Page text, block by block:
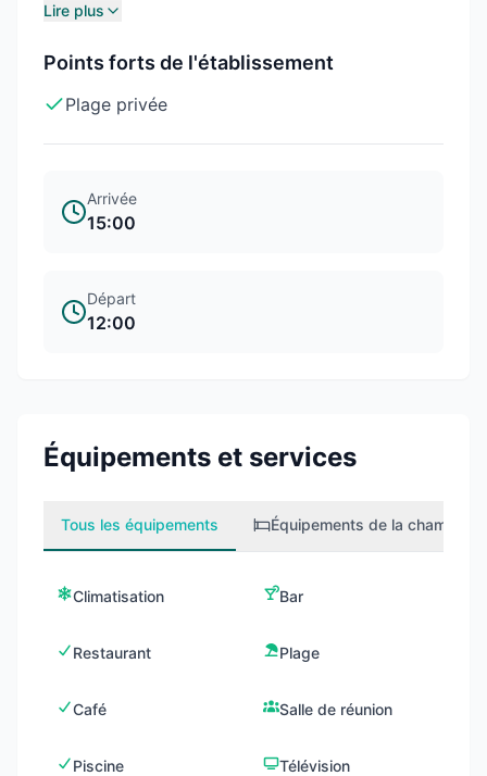
Lire plus
Points forts de l'établissement
Plage privée
Arrivée
15:00
Départ
12:00
Équipements et services
Tous les équipements Équipements de la chambre
Climatisation Bar
Restaurant Plage
Café Salle de réunion
Piscine Télévision